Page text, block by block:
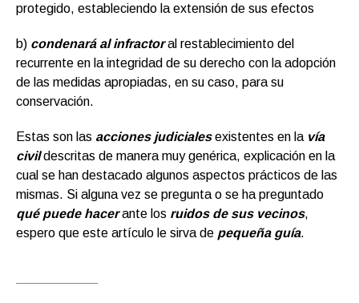
protegido, estableciendo la extensión de sus efectos
b) condenará al infractoral restablecimiento del
recurrente en la integridad de su derecho con la adopción
de las medidas apropiadas, en su caso, para su
conservación.
Estas son las acciones judicialesexistentes en la vía
civildescritas de manera muy genérica, explicación en la
cual se han destacado algunos aspectos prácticos de las
mismas. Si alguna vez se pregunta o se ha preguntado
qué puede hacerante los ruidos de sus vecinos,
espero que este artículo le sirva de pequeña guía.